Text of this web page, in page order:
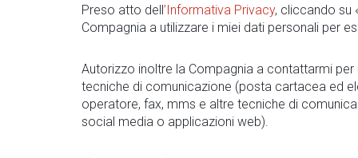
Preso atto dell’Informativa Privacy, cliccando su
Compagnia a utilizzare i miei dati personali per
Autorizzo inoltre la Compagnia a contattarmi
tecniche di comunicazione (posta cartacea ed
operatore, fax, mms e altre tecniche di
social media o applicazioni web).